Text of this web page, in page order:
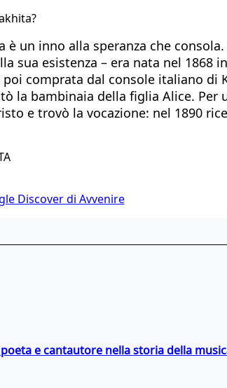
un inno alla speranza che
sua esistenza – era nata nel
poi comprata dal console italiano
la bambinaia della figlia Alice.
e trovò la vocazione: nel 1890
Discover di Avvenire
e cantautore nella storia della